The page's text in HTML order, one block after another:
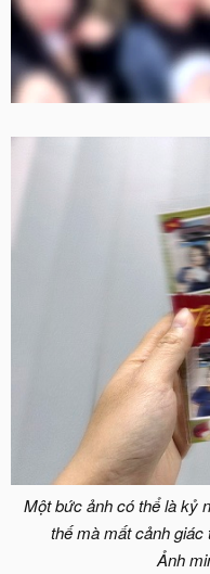
Một bức ảnh có thể là kỷ
thế mà mất cảnh
Ảnh